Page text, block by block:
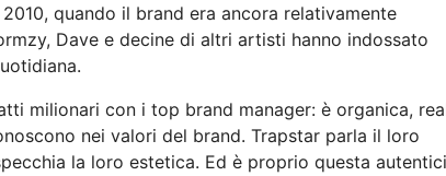
quando il brand era ancora relativamente
Dave e decine di altri artisti hanno indossato
milionari con i top brand manager: è organica,
nei valori del brand. Trapstar parla il loro
la loro estetica. Ed è proprio questa